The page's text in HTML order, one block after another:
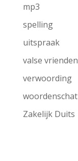
mp3
spelling
uitspraak
valse vrienden
verwoording
woordenschat
Zakelijk Duits